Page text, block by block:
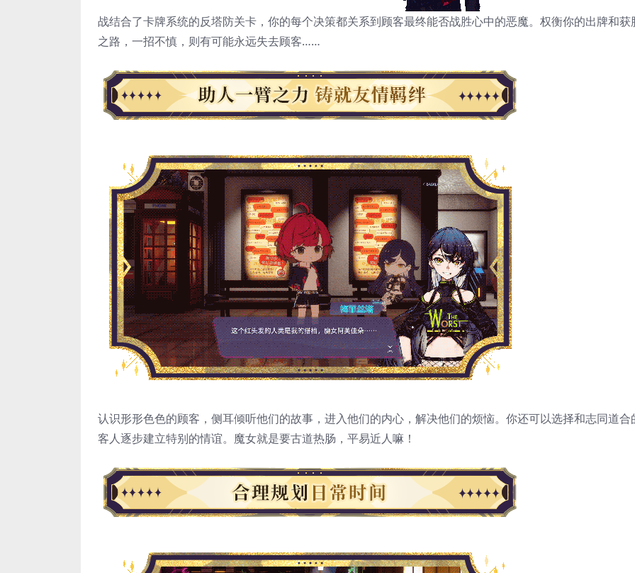
战结合了卡牌系统的反塔防关卡，你的每个决策都关系到顾客最终能否战胜心中的恶魔。权衡你的出牌和获
之路，一招不慎，则有可能永远失去顾客……
认识形形色色的顾客，侧耳倾听他们的故事，进入他们的内心，解决他们的烦恼。你还可以选择和志同道合
客人逐步建立特别的情谊。魔女就是要古道热肠，平易近人嘛！